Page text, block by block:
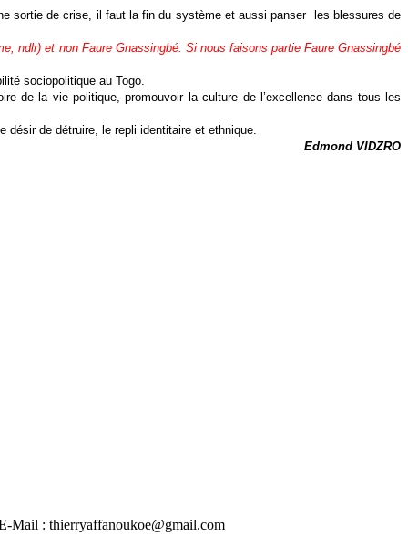
sortie de crise, il faut la fin du système et aussi panser les blessures de
ndlr) et non Faure Gnassingbé. Si nous faisons partie Faure Gnassingbé
sociopolitique au Togo.
de la vie politique, promouvoir la culture de l’excellence dans tous les
de détruire, le repli identitaire et ethnique.
Edmond VIDZRO
Mail : thierryaffanoukoe@gmail.com